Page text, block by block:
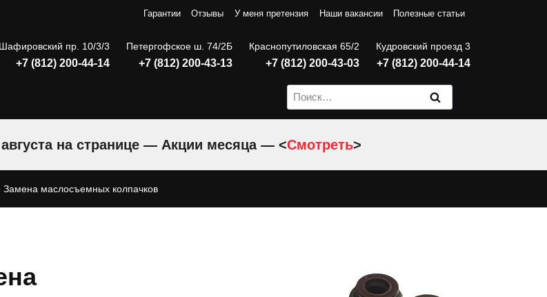
Гарантии Отзывы У меня претензия Наши вакансии Полезные статьи
Шафировский пр. 10/3/3
+7 (812) 200-44-14
Петергофское ш. 74/2Б
+7 (812) 200-43-13
Краснопутиловская 65/2
+7 (812) 200-43-03
Кудровский проезд 3
+7 (812) 200-44-14
Найти:
на странице — Акции месяца — <Смотреть>
Замена маслосъемных колпачков